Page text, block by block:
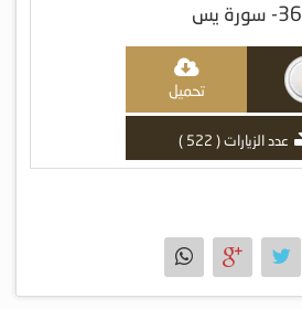
36- سورة يس
تحميل
عدد الزيارات ( 522 )